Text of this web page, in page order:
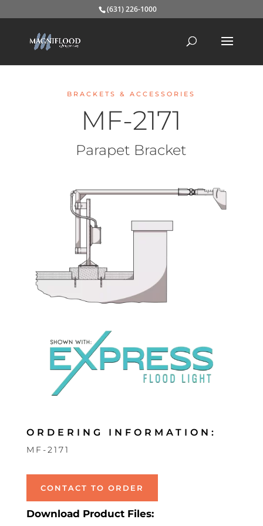
(631) 226-1000
BRACKETS & ACCESSORIES
MF-2171
Parapet Bracket
ORDERING INFORMATION:
MF-2171
CONTACT TO ORDER
Download Product Files: